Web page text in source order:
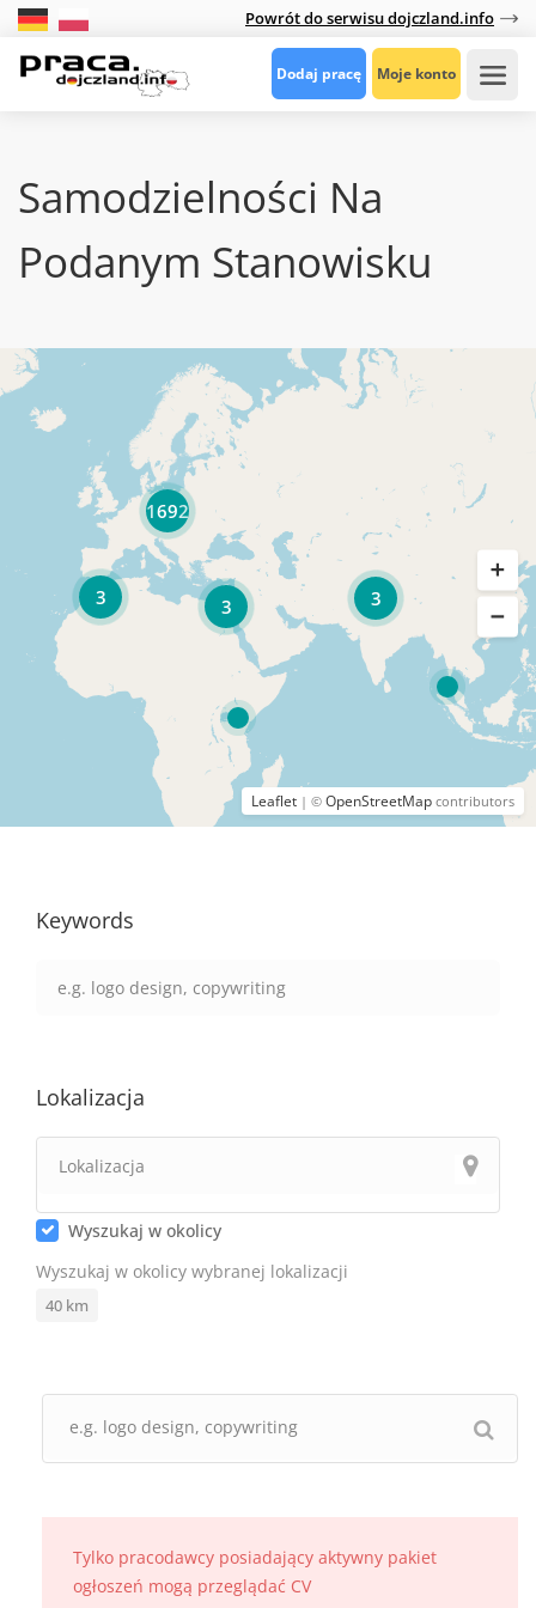
Powrót do serwisu dojczland.info
Dodaj pracę Moje konto
Samodzielności Na
Podanym Stanowisku
3
3
3
1692
Leaflet | © OpenStreetMap contributors
Keywords
Lokalizacja
Wyszukaj w okolicy
Wyszukaj w okolicy wybranej lokalizacji
40 km
Tylko pracodawcy posiadający aktywny pakiet
ogłoszeń mogą przeglądać CV